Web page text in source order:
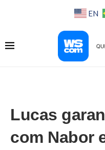
EN
Lucas
com Nabor